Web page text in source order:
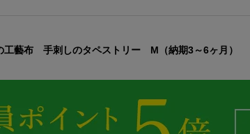
工藝布 手刺しのタペストリー M（納期3～6ヶ月）